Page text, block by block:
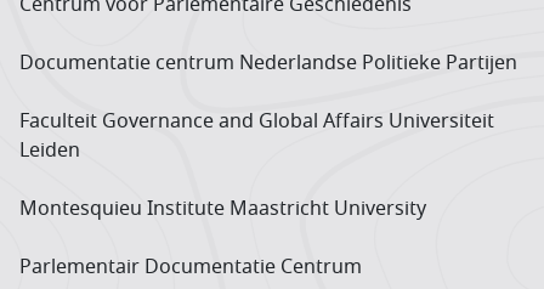
Documentatie centrum Neder­landse Politieke Partijen
Faculteit Governance and Global Affairs Universiteit
Leiden
Montesquieu Institute Maastricht University
Parlementair Documentatie Centrum